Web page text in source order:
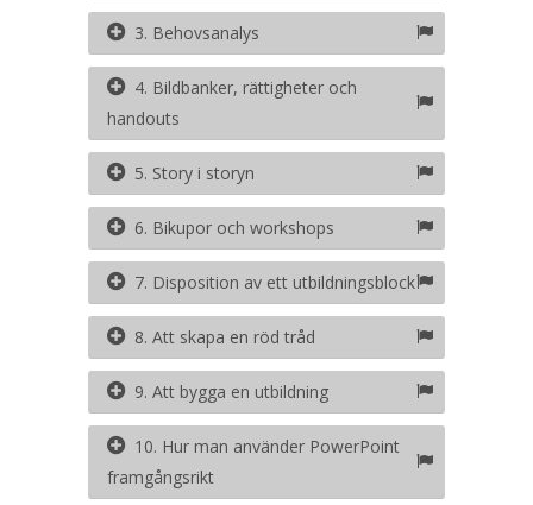
3. Behovsanalys
4. Bildbanker, rättigheter och
handouts
5. Story i storyn
6. Bikupor och workshops
7. Disposition av ett utbildningsblock
8. Att skapa en röd tråd
9. Att bygga en utbildning
10. Hur man använder PowerPoint
framgångsrikt